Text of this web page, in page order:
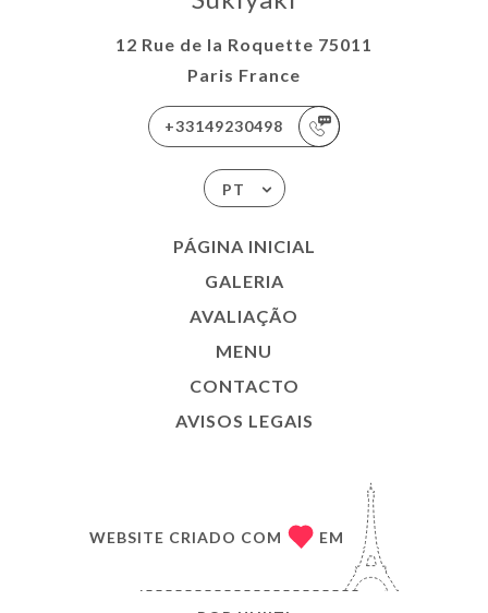
12 Rue de la Roquette 75011
Paris France
+33149230498
PT
PÁGINA INICIAL
GALERIA
AVALIAÇÃO
MENU
CONTACTO
AVISOS LEGAIS
WEBSITE CRIADO COM EM